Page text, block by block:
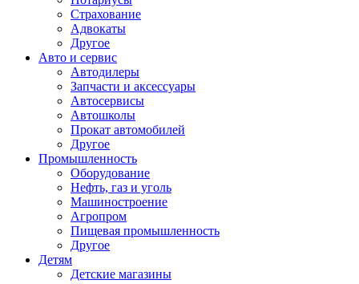
Страхование
Адвокаты
Другое
Авто и сервис
Автодилеры
Запчасти и аксессуары
Автосервисы
Автошколы
Прокат автомобилей
Другое
Промышленность
Оборудование
Нефть, газ и уголь
Машиностроение
Агропром
Пищевая промышленность
Другое
Детям
Детские магазины